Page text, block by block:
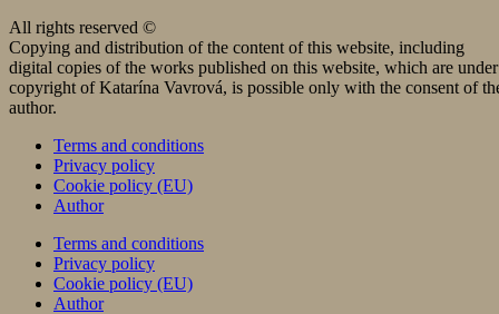
All rights reserved ©
Copying and distribution of the content of this website, including
digital copies of the works published on this website, which are under
copyright of Katarína Vavrová, is possible only with the consent of
author.
Terms and conditions
Privacy policy
Cookie policy (EU)
Author
Terms and conditions
Privacy policy
Cookie policy (EU)
Author